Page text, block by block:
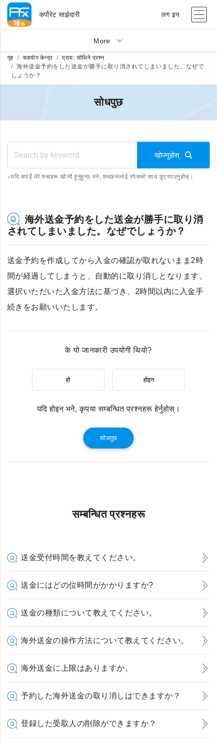
कर्पोरेट साझेदारी लग इन
More
गृह सहयोग केन्द्र
प्राय: सोधिने प्रश्न
海外送金予約をした送金が勝手に取り消されてしまいました。なぜで
しょうか？
सोधपुछ
खोज्नुहोस्
※यदि तपाइँ धेरै शब्दहरू खोज्दै हुनुहुन्छ भने, शब्दहरूलाई स्पेसको साथ छुट्यााउनुहोस्।
海外送金予約をした送金が勝手に取り消
されてしまいました。なぜでしょうか？
送金予約を作成してから入金の確認が取れないまま2時
間が経過してしまうと、自動的に取り消しとなります。
選択いただいた入金方法に基づき、2時間以内に入金手
続きをお願いいたします。
के यो जानकारी उपयोगी थियो?
हो होइन
यदि होइन भने, कृपया सम्बन्धित प्रश्नहरू हेर्नुहोस्।
सोधपुछ
सम्बन्धित प्रश्नहरू
送金受付時間を教えてください。
送金にはどの位時間がかかりますか?
送金の種類について教えてください。
海外送金の操作方法について教えてください。
海外送金に上限はありますか。
予約した海外送金の取り消しはできますか？
登録した受取人の削除ができますか？